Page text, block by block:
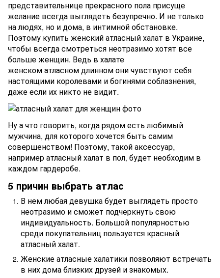
представительнице прекрасного пола присуще
желание всегда выглядеть безупречно. И не только
на людях, но и дома, в интимной обстановке.
Поэтому купить женский атласный халат в Украине,
чтобы всегда смотреться неотразимо хотят все
больше женщин. Ведь в халате
женском атласном длинном они чувствуют себя
настоящими королевами и богинями соблазнения,
даже если их никто не видит.
Ну а что говорить, когда рядом есть любимый
мужчина, для которого хочется быть самим
совершенством! Поэтому, такой аксессуар,
например атласный халат в пол, будет необходим в
каждом гардеробе.
5 причин выбрать атлас
В нем любая девушка будет выглядеть просто
неотразимо и сможет подчеркнуть свою
индивидуальность. Большой популярностью
среди покупательниц пользуется красный
атласный халат.
Женские атласные халатики позволяют встречать
в них дома близких друзей и знакомых.